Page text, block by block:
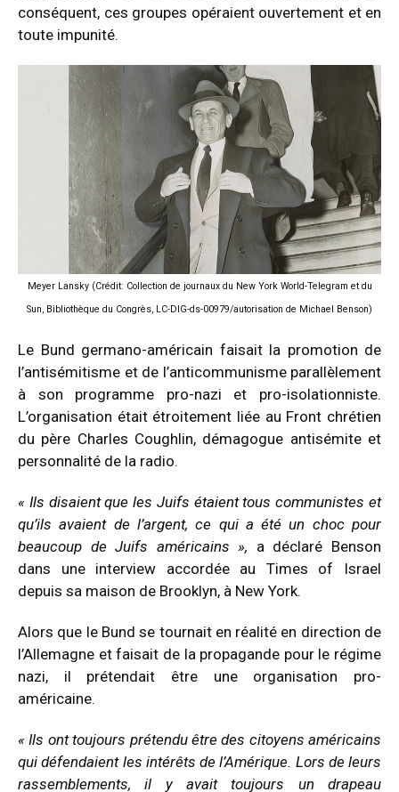
conséquent, ces groupes opéraient ouvertement et en
toute impunité.
Meyer Lansky (Crédit: Collection de journaux du New York World-Telegram et du
Sun, Bibliothèque du Congrès, LC-DIG-ds-00979/autorisation de Michael Benson)
Le Bund germano-américain faisait la promotion de
l’antisémitisme et de l’anticommunisme parallèlement
à son programme pro-nazi et pro-isolationniste.
L’organisation était étroitement liée au Front chrétien
du père Charles Coughlin, démagogue antisémite et
personnalité de la radio.
« Ils disaient que les Juifs étaient tous communistes et
qu’ils avaient de l’argent, ce qui a été un choc pour
beaucoup de Juifs américains », a déclaré Benson
dans une interview accordée au Times of Israel
depuis sa maison de Brooklyn, à New York.
Alors que le Bund se tournait en réalité en direction de
l’Allemagne et faisait de la propagande pour le régime
nazi, il prétendait être une organisation pro-
américaine.
« Ils ont toujours prétendu être des citoyens américains
qui défendaient les intérêts de l’Amérique. Lors de leurs
rassemblements, il y avait toujours un drapeau